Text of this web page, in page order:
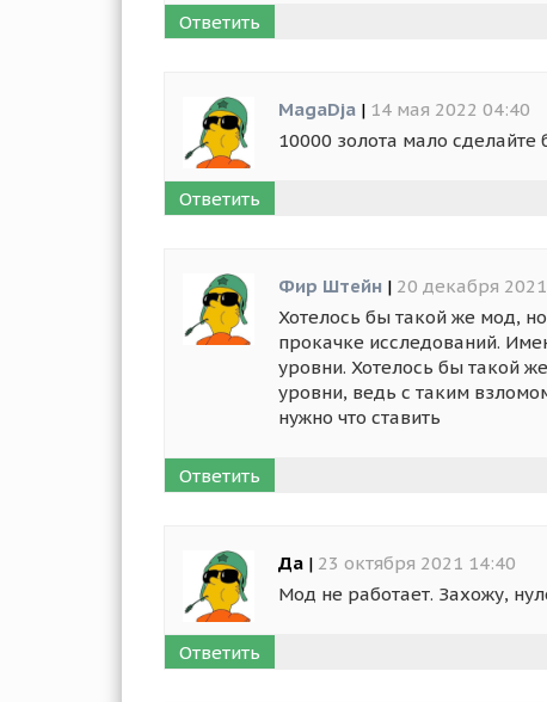
Ответить
MagaDja | 14 мая 2022 04:40
10000 золота мало сделайте
Ответить
Фир Штейн | 20 декабря
Хотелось бы такой же мод,
прокачке исследований.
уровни. Хотелось бы такой
уровни, ведь с таким
нужно что ставить
Ответить
Да | 23 октября 2021 14:40
Мод не работает. Захожу,
Ответить